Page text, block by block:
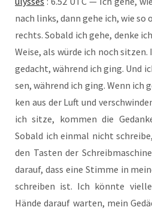
nach links, dann gehe ich, wie so
rechts. Sobald ich gehe, den­ke
Wei­se, als wür­de ich noch
ge­dacht, wäh­rend ich ging. Und
sen, wäh­rend ich ging. Wenn ich
ken aus der Luft und
ich sit­ze, kom­men die
Sobald ich ein­mal nicht
den Tas­ten der
dar­auf, dass eine Stim­me in
schrei­ben ist. Ich könn­te
Hän­de dar­auf war­ten, mein